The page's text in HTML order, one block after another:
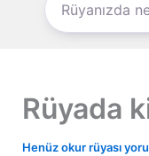
Rüyada
Henüz okur rüyası